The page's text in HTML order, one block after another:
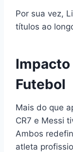
Por sua vez,
títulos ao
Impacto
Futebol
Mais do que
CR7 e Messi
Ambos
atleta